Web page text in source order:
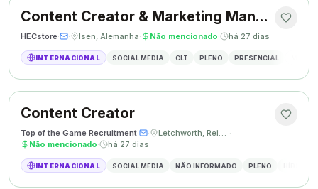
Content Creator & Marketing Manager
HECstore· · Isen, Alemanha· Não mencionado· há 27 dias
INTERNACIONAL SOCIAL MEDIA CLT PLENO PRESENCIAL
Content Creator
Top of the Game Recruitment· · Letchworth, Reino Unido ·
Não mencionado· há 27 dias
INTERNACIONAL SOCIAL MEDIA NÃO INFORMADO PLENO